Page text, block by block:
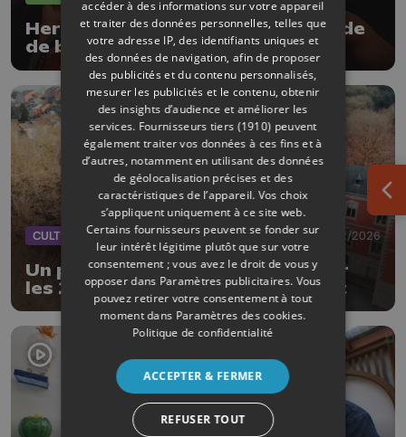
Herstal : un championnat du monde
de boxe féminine ce samedi soir
CULTURE 02/02/2026
Un programme de festivités pour
les 200 ans du Val Saint-Lambert
accéder à des informations sur votre appareil
et traiter des données personnelles, telles que
votre adresse IP, des identifiants uniques et
des données de navigation, afin de proposer
des publicités et du contenu personnalisés,
mesurer les publicités et le contenu, obtenir
des insights d’audience et améliorer les
services. Fournisseurs tiers (1910) peuvent
également traiter vos données à ces fins et à
d’autres, notamment en utilisant des données
de géolocalisation précises et des
caractéristiques de l’appareil. Vos choix
s’appliquent uniquement à ce site web.
Certains fournisseurs peuvent se fonder sur
leur intérêt légitime plutôt que sur votre
consentement ; vous avez le droit de vous y
opposer dans Paramètres publicitaires. Vous
pouvez retirer votre consentement à tout
moment dans Paramètres des cookies.
Politique de confidentialité
ACCEPTER & FERMER
REFUSER TOUT